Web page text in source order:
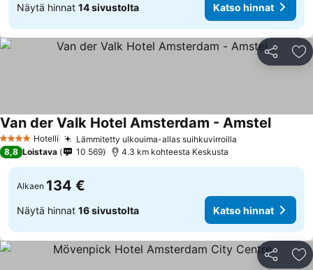
Näytä hinnat 14 sivustolta Katso hinnat
Jaa
4 Tähtiluokitus
Hotelli Lämmitetty ulkouima-allas suihkuvirroilla
Van der Valk Hotel Amsterdam - Amstel
8,8 Loistava 10 569 4.3 km kohteesta Keskusta
Alkaen 134 €
Näytä hinnat 16 sivustolta Katso hinnat
Jaa